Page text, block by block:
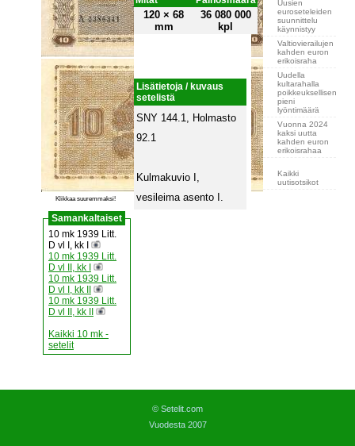
Klikkaa suuremmaksi!
Samankaltaiset
10 mk 1939 Litt.
D vl I, kk I
10 mk 1939 Litt.
D vl II, kk I
10 mk 1939 Litt.
D vl I, kk II
10 mk 1939 Litt.
D vl II, kk II
Kaikki 10 mk -
setelit
120 × 68
mm
36 080 000
kpl
Lisätietoja / kuvaus
setelistä
SNY 144.1, Holmasto
92.1
Kulmakuvio I,
vesileima asento I.
Uusien
euroseteleiden
suunnittelu
käynnistyy
Valtiovierailujen
kahden euron
erikoisraha
Uudella
kultarahalla
poikkeuksellisen
pieni
lyöntimäärä
Vuonna 2024
kaksi uutta
kahden euron
erikoisrahaa
Kaikki
uutisotsikot
© Setelit.com
Vuodesta 2007